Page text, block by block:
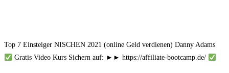
Top 7 Einsteiger NISCHEN 2021 (online Geld verdienen) Danny Adams
Gratis Video Kurs Sichern auf: ►► https://affiliate-bootcamp.de/